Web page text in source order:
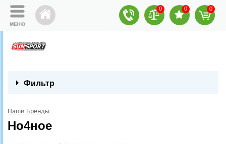
0 0 0
Фильтр
Наши Бренды
Но4ное